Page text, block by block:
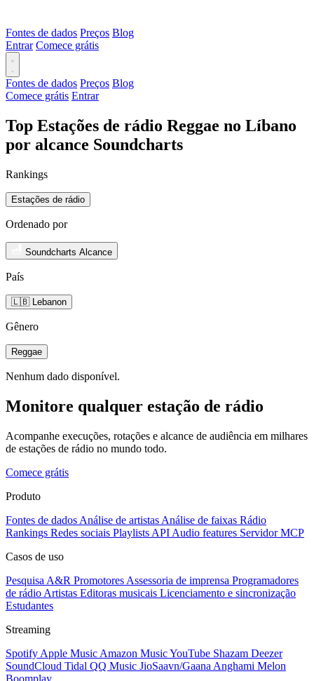
Fontes de dados Preços Blog
Entrar Comece grátis
Fontes de dados Preços Blog
Comece grátis Entrar
Top Estações de rádio Reggae no Líbano
por alcance Soundcharts
Rankings
Estações de rádio
Ordenado por
Soundcharts Alcance
País
🇱🇧 Lebanon
Gênero
Reggae
Nenhum dado disponível.
Monitore qualquer estação de rádio
Acompanhe execuções, rotações e alcance de audiência em milhares
de estações de rádio no mundo todo.
Comece grátis
Produto
Fontes de dados Análise de artistas Análise de faixas Rádio
Rankings Redes sociais Playlists API Audio features Servidor MCP
Casos de uso
Pesquisa A&R Promotores Assessoria de imprensa Programadores
de rádio Artistas Editoras musicais Licenciamento e sincronização
Estudantes
Streaming
Spotify Apple Music Amazon MusicYouTube Shazam Deezer
SoundCloud Tidal QQ Music JioSaavn/Gaana Anghami Melon
Boomplay